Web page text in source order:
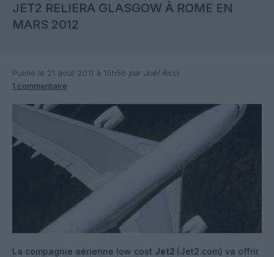
JET2 RELIERA GLASGOW À ROME EN
MARS 2012
Publié le 21 août 2011 à 15h56 par Joël Ricci
1 commentaire
La compagnie aérienne low cost Jet2 (Jet2.com) va offrir